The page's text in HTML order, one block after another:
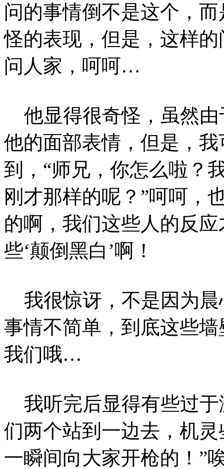
问的事情倒不是这个，
怪的表现，但是，这样
问人家，呵呵…
他显得很奇怪，虽然由
他的面部表情，但是，
到，“师兄，你怎么啦？
刚才那样的呢？”呵呵，
的啊，我们这些人的反
些‘颠倒黑白’啊！
我很惊讶，不是因为晨
事情不简单，到底这些
我们哦…
我听完后显得有些过于
们两个站到一边去，机
一瞬间向大家开枪的！”